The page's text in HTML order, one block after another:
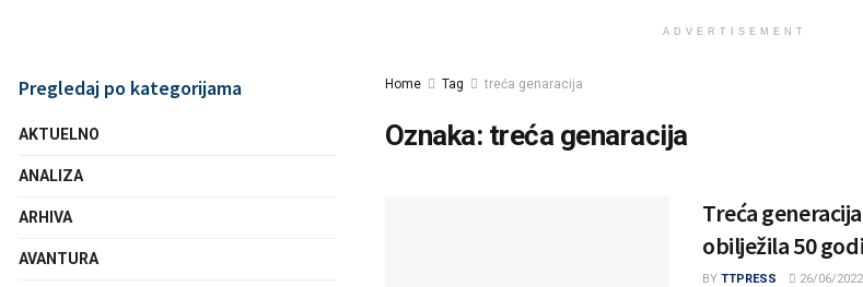
ADVERTISEMENT
Home Tag treća genaracija
Oznaka: treća genaracija
Treća
obilježila 50
BY TTPRESS 26/06/2022
Pregledaj po kategorijama
AKTUELNO
ANALIZA
ARHIVA
AVANTURA